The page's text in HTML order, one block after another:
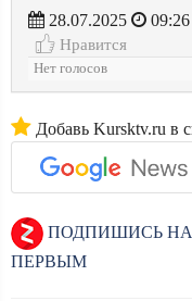
28.07.2025
09:26
Нравится
Нет голосов
Добавь Kursktv.ru в
ПОДПИШИСЬ
ПЕРВЫМ